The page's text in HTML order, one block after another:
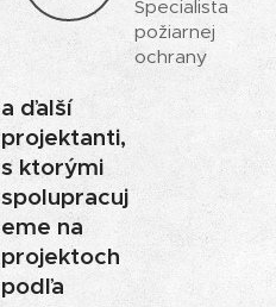
Špecialista
požiarnej
ochrany
a ďalší
projektanti,
s ktorými
spolupracuj
eme na
projektoch
podľa